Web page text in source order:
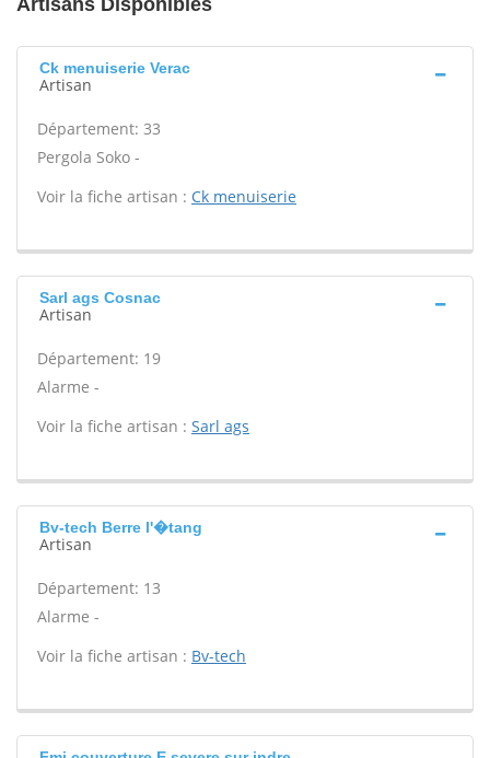
Artisans Disponibles
Ck menuiserie Verac
Artisan
Département: 33
Pergola Soko -
Voir la fiche artisan : Ck menuiserie
Sarl ags Cosnac
Artisan
Département: 19
Alarme -
Voir la fiche artisan : Sarl ags
Bv-tech Berre l'�tang
Artisan
Département: 13
Alarme -
Voir la fiche artisan : Bv-tech